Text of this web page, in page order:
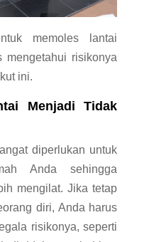
memoles lantai
mengetahui risikonya
ini.
Menjadi Tidak
diperlukan untuk
Anda sehingga
mengilat. Jika tetap
diri, Anda harus
risikonya, seperti